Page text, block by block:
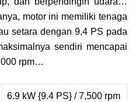
motor ini memiliki tenaga
setara dengan 9,4 PS pada
sendiri mencapai
rpm…
6.9 kW {9.4 PS} / 7,500 rpm